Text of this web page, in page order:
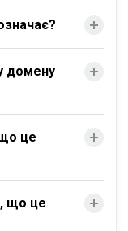
домену
це
що це